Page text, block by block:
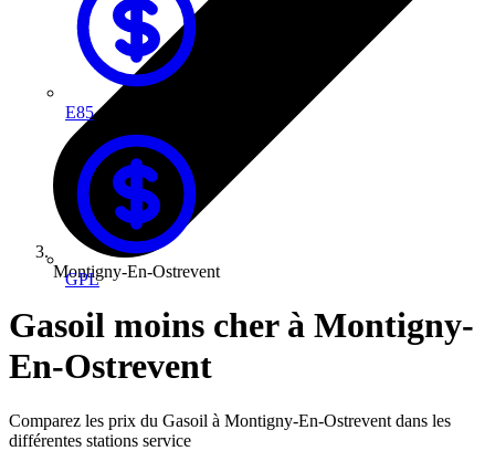
E85
GPL
Montigny-En-Ostrevent
Gasoil moins cher à Montigny-
En-Ostrevent
Comparez les prix du Gasoil à Montigny-En-Ostrevent dans les
différentes stations service